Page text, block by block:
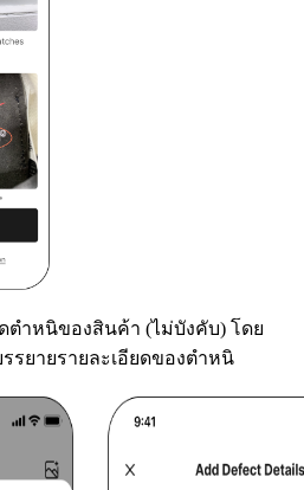
ตำหนิของสินค้า (ไม่บังคับ) โดย
รยายรายละเอียดของตำหนิ